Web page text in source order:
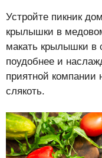
Устройте пикник
крылышки в
макать крылышки в
поудобнее и
приятной компании
слякоть.